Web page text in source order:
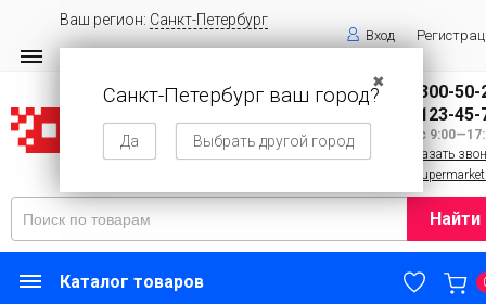
Ваш регион: Санкт-Петербург
✖
Санкт-Петербург ваш город?
Да Выбрать другой город
Вход
8 (800) 300-50-
8 (143) 123-45-
Пн—Вс
Заказать
Найти
Каталог товаров